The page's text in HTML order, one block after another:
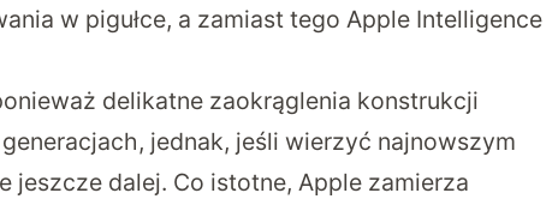
w pigułce, a zamiast tego Apple Intelligence
delikatne zaokrąglenia konstrukcji
jednak, jeśli wierzyć najnowszym
jeszcze dalej. Co istotne, Apple zamierza